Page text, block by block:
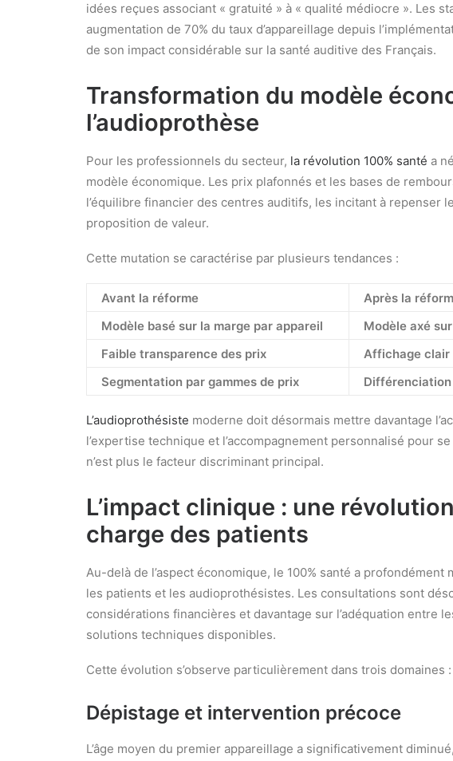
idées reçues associant « gratuité » à « qualité médiocre ». Les
augmentation de 70% du taux d’appareillage depuis
de son impact considérable sur la santé auditive des Français.
Transformation du modèle
l’audioprothèse
Pour les professionnels du secteur, la révolution 100% santé a
modèle économique. Les prix plafonnés et les bases de
l’équilibre financier des centres auditifs, les incitant à repenser
proposition de valeur.
Cette mutation se caractérise par plusieurs tendances :
Avant la réforme
Après la
Modèle basé sur la marge par appareil
Modèle axé
Faible transparence des prix
Affichage clair
Segmentation par gammes de prix
Différenciation
L’audioprothésiste moderne doit désormais mettre davantage
l’expertise technique et l’accompagnement personnalisé pour
n’est plus le facteur discriminant principal.
L’impact clinique : une
charge des patients
Au-delà de l’aspect économique, le 100% santé a
les patients et les audioprothésistes. Les consultations sont
considérations financières et davantage sur l’adéquation entre
solutions techniques disponibles.
Cette évolution s’observe particulièrement dans trois domaines :
Dépistage et intervention précoce
L’âge moyen du premier appareillage a significativement